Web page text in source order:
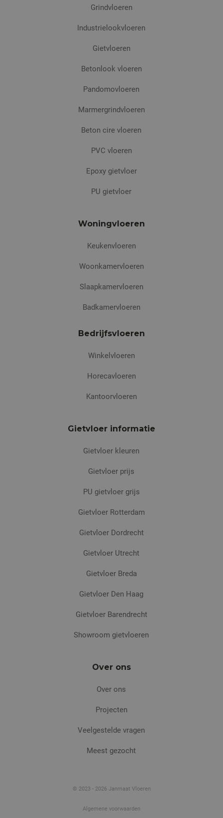
Grindvloeren
Industrielookvloeren
Gietvloeren
Betonlook vloeren
Pandomovloeren
Marmergrindvloeren
Beton cire vloeren
PVC vloeren
Epoxy gietvloer
PU gietvloer
Woningvloeren
Keukenvloeren
Woonkamervloeren
Slaapkamervloeren
Badkamervloeren
Bedrijfsvloeren
Winkelvloeren
Horecavloeren
Kantoorvloeren
Gietvloer informatie
Gietvloer kleuren
Gietvloer prijs
PU gietvloer grijs
Gietvloer Rotterdam
Gietvloer Dordrecht
Gietvloer Utrecht
Gietvloer Breda
Gietvloer Den Haag
Gietvloer Barendrecht
Showroom gietvloeren
Over ons
Over ons
Projecten
Veelgestelde vragen
Meest gezocht
© 2023 - 2026 Janmaat Vloeren
Algemene voorwaarden